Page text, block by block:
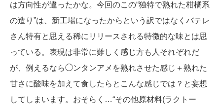
は方向性が違ったかな。今回のこの“独特で熟れた柑橘系
の造り”は、新工場になったからという訳ではなくバテレ
さん特有と思える稀にリリースされる特徴的な味とは思
っている。表現は非常に難しく感じ方も人それぞれだ
が、例えるなら◯ンタンアメを熟れさせた感じ＋熟れた
甘さに酸味を加えて食したらとこんな感じでは？と妄想
してしまいます。おそらく…“その他原材料(ラクトー